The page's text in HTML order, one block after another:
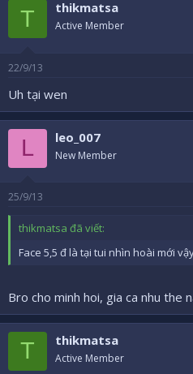
T thikmatsa
Active Member
22/9/13
Uh tại wen
L leo_007
New Member
25/9/13
thikmatsa đã viết:
Face 5,5 đ là tại tui nhìn hoài mới
Bro cho minh hoi, gia ca nhu the
T thikmatsa
Active Member